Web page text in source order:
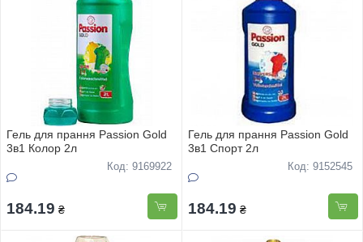
Гель для прання Passion Gold
3в1 Колор 2л
Код: 9169922
184.19 ₴
Гель для прання Passion Gold
3в1 Спорт 2л
Код: 9152545
184.19 ₴